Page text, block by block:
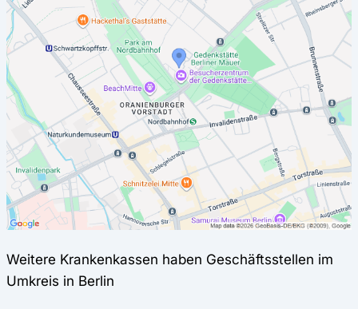
Weitere Krankenkassen haben Geschäftsstellen im
Umkreis in Berlin